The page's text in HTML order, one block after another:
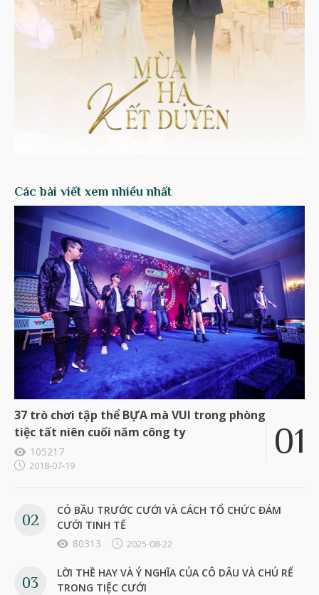
Các bài viết xem nhiều nhất
37 trò chơi tập thể BỰA mà VUI trong phòng
tiệc tất niên cuối năm công ty
105217
2018-07-19
CÓ BẦU TRƯỚC CƯỚI VÀ CÁCH TỔ CHỨC ĐÁM
CƯỚI TINH TẾ
80313
2025-08-22
LỜI THỀ HAY VÀ Ý NGHĨA CỦA CÔ DÂU VÀ CHÚ RỂ
TRONG TIỆC CƯỚI